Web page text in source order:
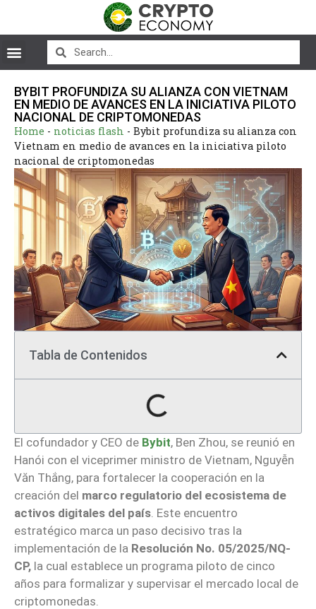
BYBIT PROFUNDIZA SU ALIANZA CON VIETNAM
EN MEDIO DE AVANCES EN LA INICIATIVA PILOTO
NACIONAL DE CRIPTOMONEDAS
Home - noticias flash - Bybit profundiza su alianza con
Vietnam en medio de avances en la iniciativa piloto
nacional de criptomonedas
Tabla de Contenidos
El cofundador y CEO de Bybit, Ben Zhou, se reunió en
Hanói con el viceprimer ministro de Vietnam, Nguyễn
Văn Thắng, para fortalecer la cooperación en la
creación del marco regulatorio del ecosistema de
activos digitales del país . Este encuentro
estratégico marca un paso decisivo tras la
implementación de la Resolución No. 05/2025/NQ-
CP, la cual establece un programa piloto de cinco
años para formalizar y supervisar el mercado local de
criptomonedas.